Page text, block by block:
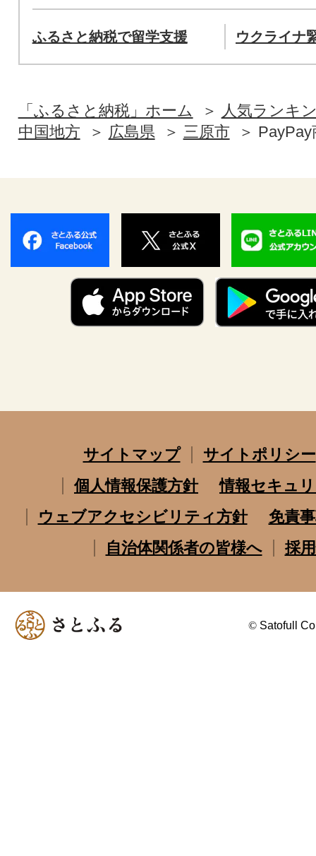
ふるさと納税で留学支援 ウクライナ
「ふるさと納税」ホーム
人気ランキ
中国地方
広島県 三原市 PayPay
サイトマップ
サイトポリシー
個人情報保護方針
情報セキュ
ウェブアクセシビリティ方針
免責
自治体関係者の皆様へ
採
© Satofull